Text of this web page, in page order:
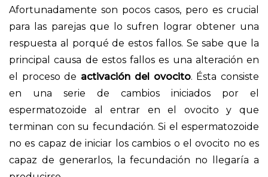
Afortunadamente son pocos casos, pero es crucial
para las parejas que lo sufren lograr obtener una
respuesta al porqué de estos fallos. Se sabe que la
principal causa de estos fallos es una alteración en
el proceso de activación del ovocito. Ésta consiste
en una serie de cambios iniciados por el
espermatozoide al entrar en el ovocito y que
terminan con su fecundación. Si el espermatozoide
no es capaz de iniciar los cambios o el ovocito no es
capaz de generarlos, la fecundación no llegaría a